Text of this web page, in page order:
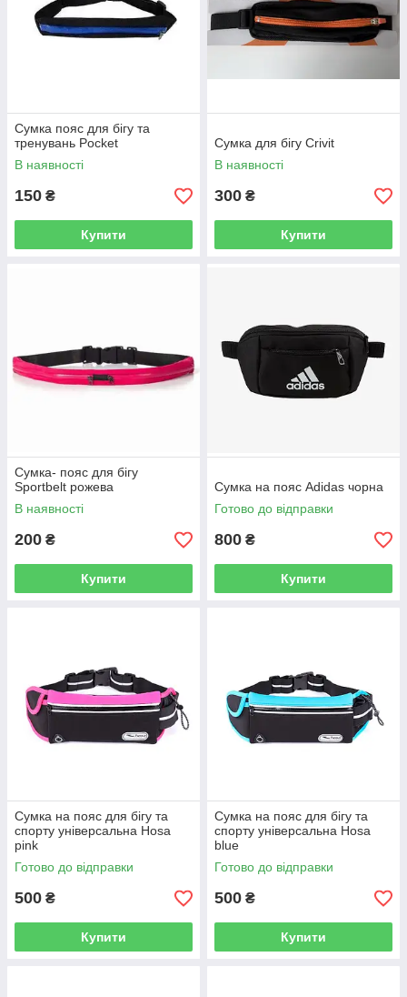
Сумка пояс для бігу та
тренувань Pocket
В наявності
150 ₴
Купити
Сумка для бігу Crivit
В наявності
300 ₴
Купити
Сумка- пояс для бігу
Sportbelt рожева
В наявності
200 ₴
Купити
Сумка на пояс Adidas чорна
Готово до відправки
800 ₴
Купити
Сумка на пояс для бігу та
спорту універсальна Hosa
pink
Готово до відправки
500 ₴
Купити
Сумка на пояс для бігу та
спорту універсальна Hosa
blue
Готово до відправки
500 ₴
Купити